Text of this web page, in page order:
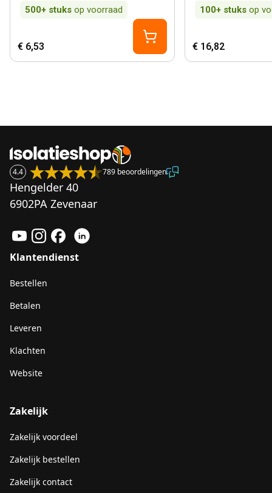
500+ stuks op voorraad
€ 6,53
100+ stuks op
€ 16,82
4.4 789 beoordelingen
Hengelder 40
6902PA Zevenaar
Klantendienst
Bestellen
Betalen
Leveren
Klachten
Website
Zakelijk
Zakelijk voordeel
Zakelijk bestellen
Zakelijk contact